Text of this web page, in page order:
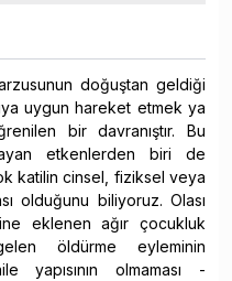
doğuştan geldiği
uygun hareket etmek ya
bir davranıştır. Bu
etkenlerden biri de
katilin cinsel, fiziksel veya
olduğunu biliyoruz. Olası
eklenen ağır çocukluk
öldürme eyleminin
yapısının olmaması -